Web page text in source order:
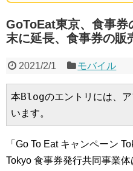
GoToEat東京、食事券
末に延長、食事券の販
2021/2/1 モバイル
本Blogのエントリには、
います。
「Go To Eat キャンペーン
Tokyo 食事券発行共同事業